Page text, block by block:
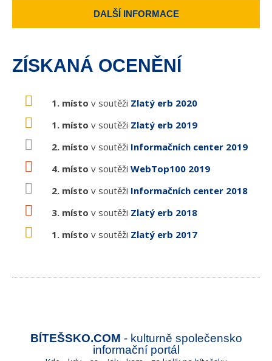
DALŠÍ INFORMACE
ZÍSKANÁ OCENĚNÍ
1. místo v soutěži Zlatý erb 2020
1. místo v soutěži Zlatý erb 2019
2. místo v soutěži Informačních center 2019
4. místo v soutěži WebTop100 2019
2. místo v soutěži Informačních center 2018
3. místo v soutěži Zlatý erb 2018
1. místo v soutěži Zlatý erb 2017
BÍTEŠSKO.COM - kulturně společensko
informační portál